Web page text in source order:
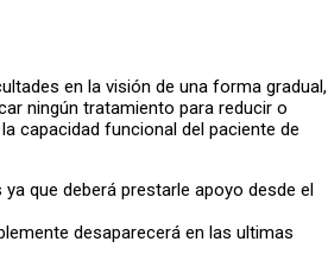
en la visión de una forma gradual,
ningún tratamiento para reducir o
capacidad funcional del paciente de
que deberá prestarle apoyo desde el
desaparecerá en las ultimas